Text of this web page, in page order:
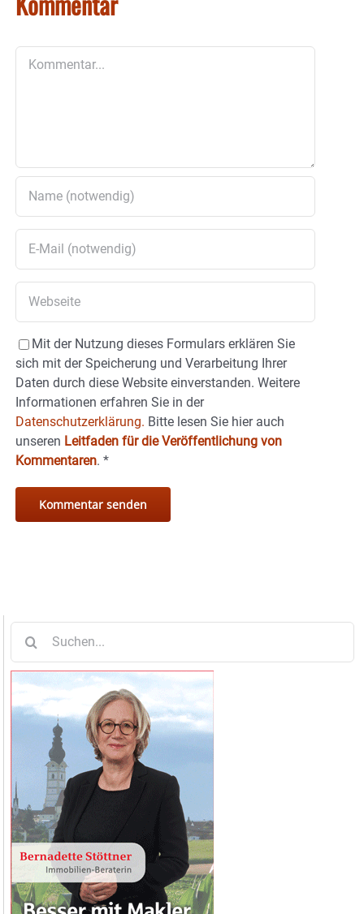
Mit der Nutzung dieses Formulars erklären Sie
sich mit der Speicherung und Verarbeitung Ihrer
Daten durch diese Website einverstanden. Weitere
Informationen erfahren Sie in der
Datenschutzerklärung. Bitte lesen Sie hier auch
unseren Leitfaden für die Veröffentlichung von
Kommentaren. *
nach: